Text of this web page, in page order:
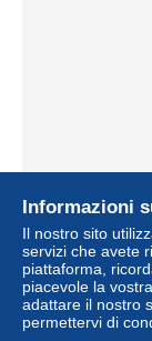
Revue: La
TOURISME)
Informazioni
Il nostro sito
servizi che avete
piattaforma,
piacevole la
adattare il nostro
permettervi di